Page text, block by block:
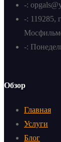
-:
-: 119285,
-:
Обзор
Главная
Услуги
Блог